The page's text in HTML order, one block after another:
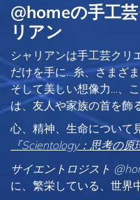
@homeの手工
リアン
シャリアンは手工芸クリ
だけを手に…糸、さまざ
そして美しい想像力…、
は、友人や家族の首を飾
心、精神、生命について
『Scientology：思考の原
サイエントロジスト
に、繁栄している、世界